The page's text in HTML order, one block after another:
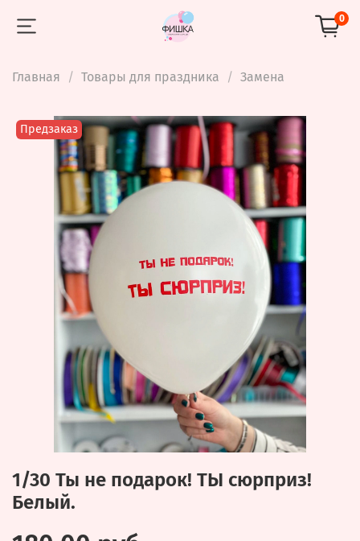
0
Главная Товары для праздника Замена
Предзаказ
1/30 Ты не подарок! ТЫ сюрприз!
Белый.